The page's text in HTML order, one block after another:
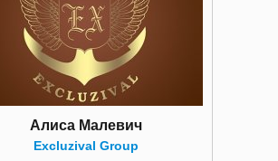
Алиса Малевич
Excluzival Group